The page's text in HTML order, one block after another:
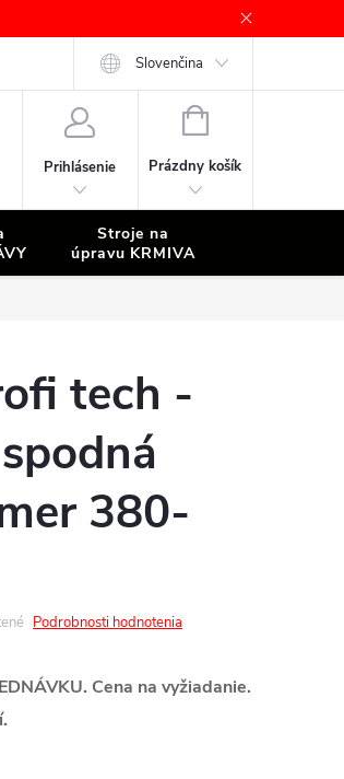
Slovenčina
Prihlásenie
NÁKUPNÝ
Prázdny košík
Stroje na
úpravu KRMIVA
tech -
380-
Podrobnosti hodnotenia
Cena na vyžiadanie.